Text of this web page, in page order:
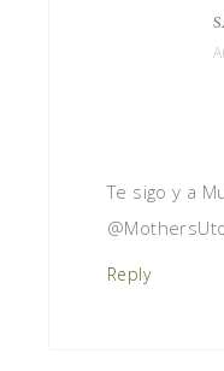
Te sigo y a
Reply